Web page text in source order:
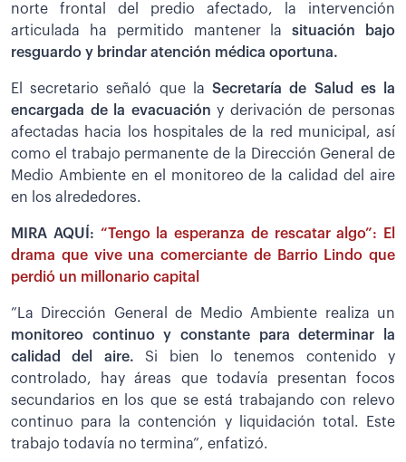
norte frontal del predio afectado, la intervención
articulada ha permitido mantener lasituación bajo
resguardo y brindar atención médica oportuna.
El secretario señaló que laSecretaría de Salud es la
encargada de la evacuación y derivación de personas
afectadas hacia los hospitales de la red municipal, así
como el trabajo permanente de la Dirección General de
Medio Ambiente en el monitoreo de la calidad del aire
en los alrededores.
MIRA AQUÍ: “Tengo la esperanza de rescatar algo”: El
drama que vive una comerciante de Barrio Lindo que
perdió un millonario capital
”La Dirección General de Medio Ambiente realiza un
monitoreo continuo y constante para determinar la
calidad del aire. Si bien lo tenemos contenido y
controlado, hay áreas que todavía presentan focos
secundarios en los que se está trabajando con relevo
continuo para la contención y liquidación total. Este
trabajo todavía no termina”, enfatizó.